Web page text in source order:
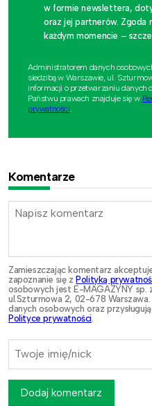
w formie newslettera,
oraz jej partnerów. Zgoda
każdym momencie –
Administratorem danych
siedzibą w Warszawie, ul.
informacji o przetwarzaniu danych
Państwu prawach znajduje się w
prywatności.
Komentarze
Zamieszczając komentarz
zapoznanie się zPolityką
osobowych jest E-MAGAZYNY sp.
ul.Szturmowa 2, 02-678
danych osobowych oraz
Polityce prywatności
Dodaj komentarz